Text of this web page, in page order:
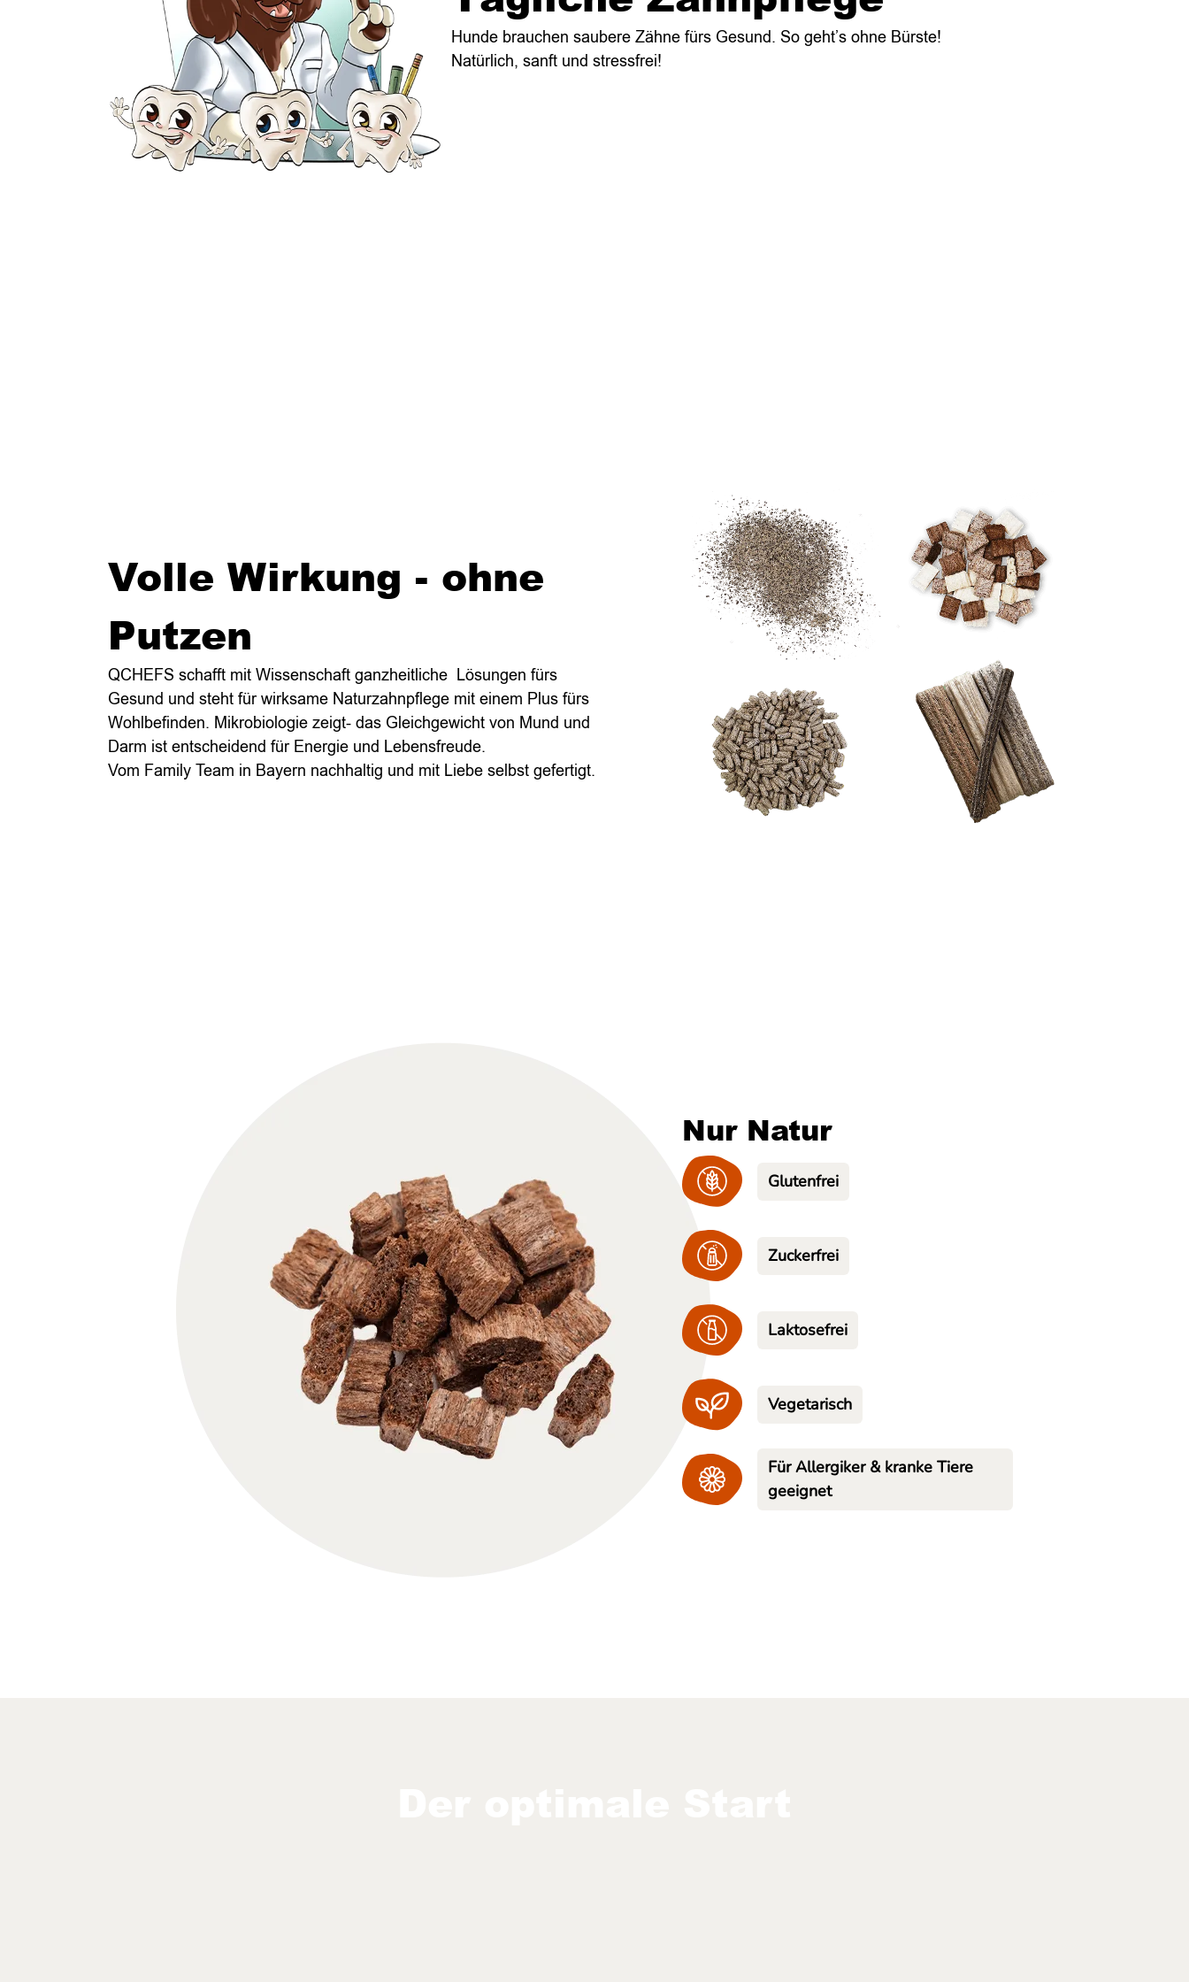
Hunde brauchen saubere Zähne fürs Gesund. So geht’s ohne Bürste!
Natürlich, sanft und stressfrei!
Volle Wirkung - ohne
Putzen
QCHEFS schafft mit Wissenschaft ganzheitliche Lösungen fürs
Gesund und steht für wirksame Naturzahnpflege mit einem Plus fürs
Wohlbefinden. Mikrobiologie zeigt- das Gleichgewicht von Mund und
Darm ist entscheidend für Energie und Lebensfreude.
Vom Family Team in Bayern nachhaltig und mit Liebe selbst gefertigt.
Nur Natur
Glutenfrei
Zuckerfrei
Laktosefrei
Vegetarisch
Für Allergiker & kranke Tiere
geeignet